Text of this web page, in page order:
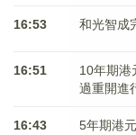
16:53 和光智成
16:51
10年期港
過重開進
16:43
5年期港